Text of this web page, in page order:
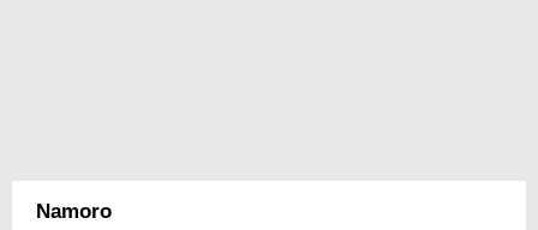
Namoro